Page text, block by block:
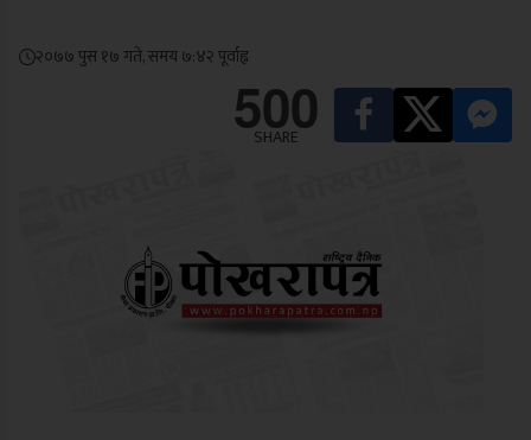
२०७७ पुस १७ गते, समय ७:४२ पूर्वाह्न
500
SHARE